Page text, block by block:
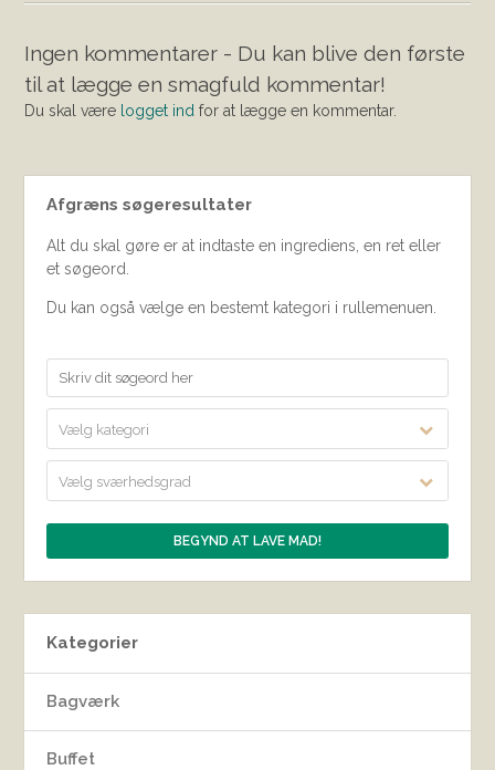
Ingen kommentarer - Du kan blive den første
til at lægge en smagfuld kommentar!
Du skal være logget ind for at lægge en kommentar.
Afgræns søgeresultater
Alt du skal gøre er at indtaste en ingrediens, en ret eller
et søgeord.
Du kan også vælge en bestemt kategori i rullemenuen.
Vælg kategori
Vælg sværhedsgrad
Kategorier
Bagværk
Buffet